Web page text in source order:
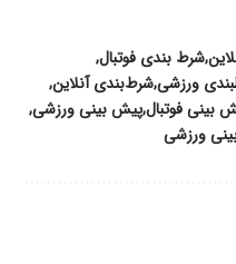
شرط بندی فوتبال
ورزشیشرط‌بندی آنلاین
بینی فوتبالپیش بینی ورزشی
ورزشی